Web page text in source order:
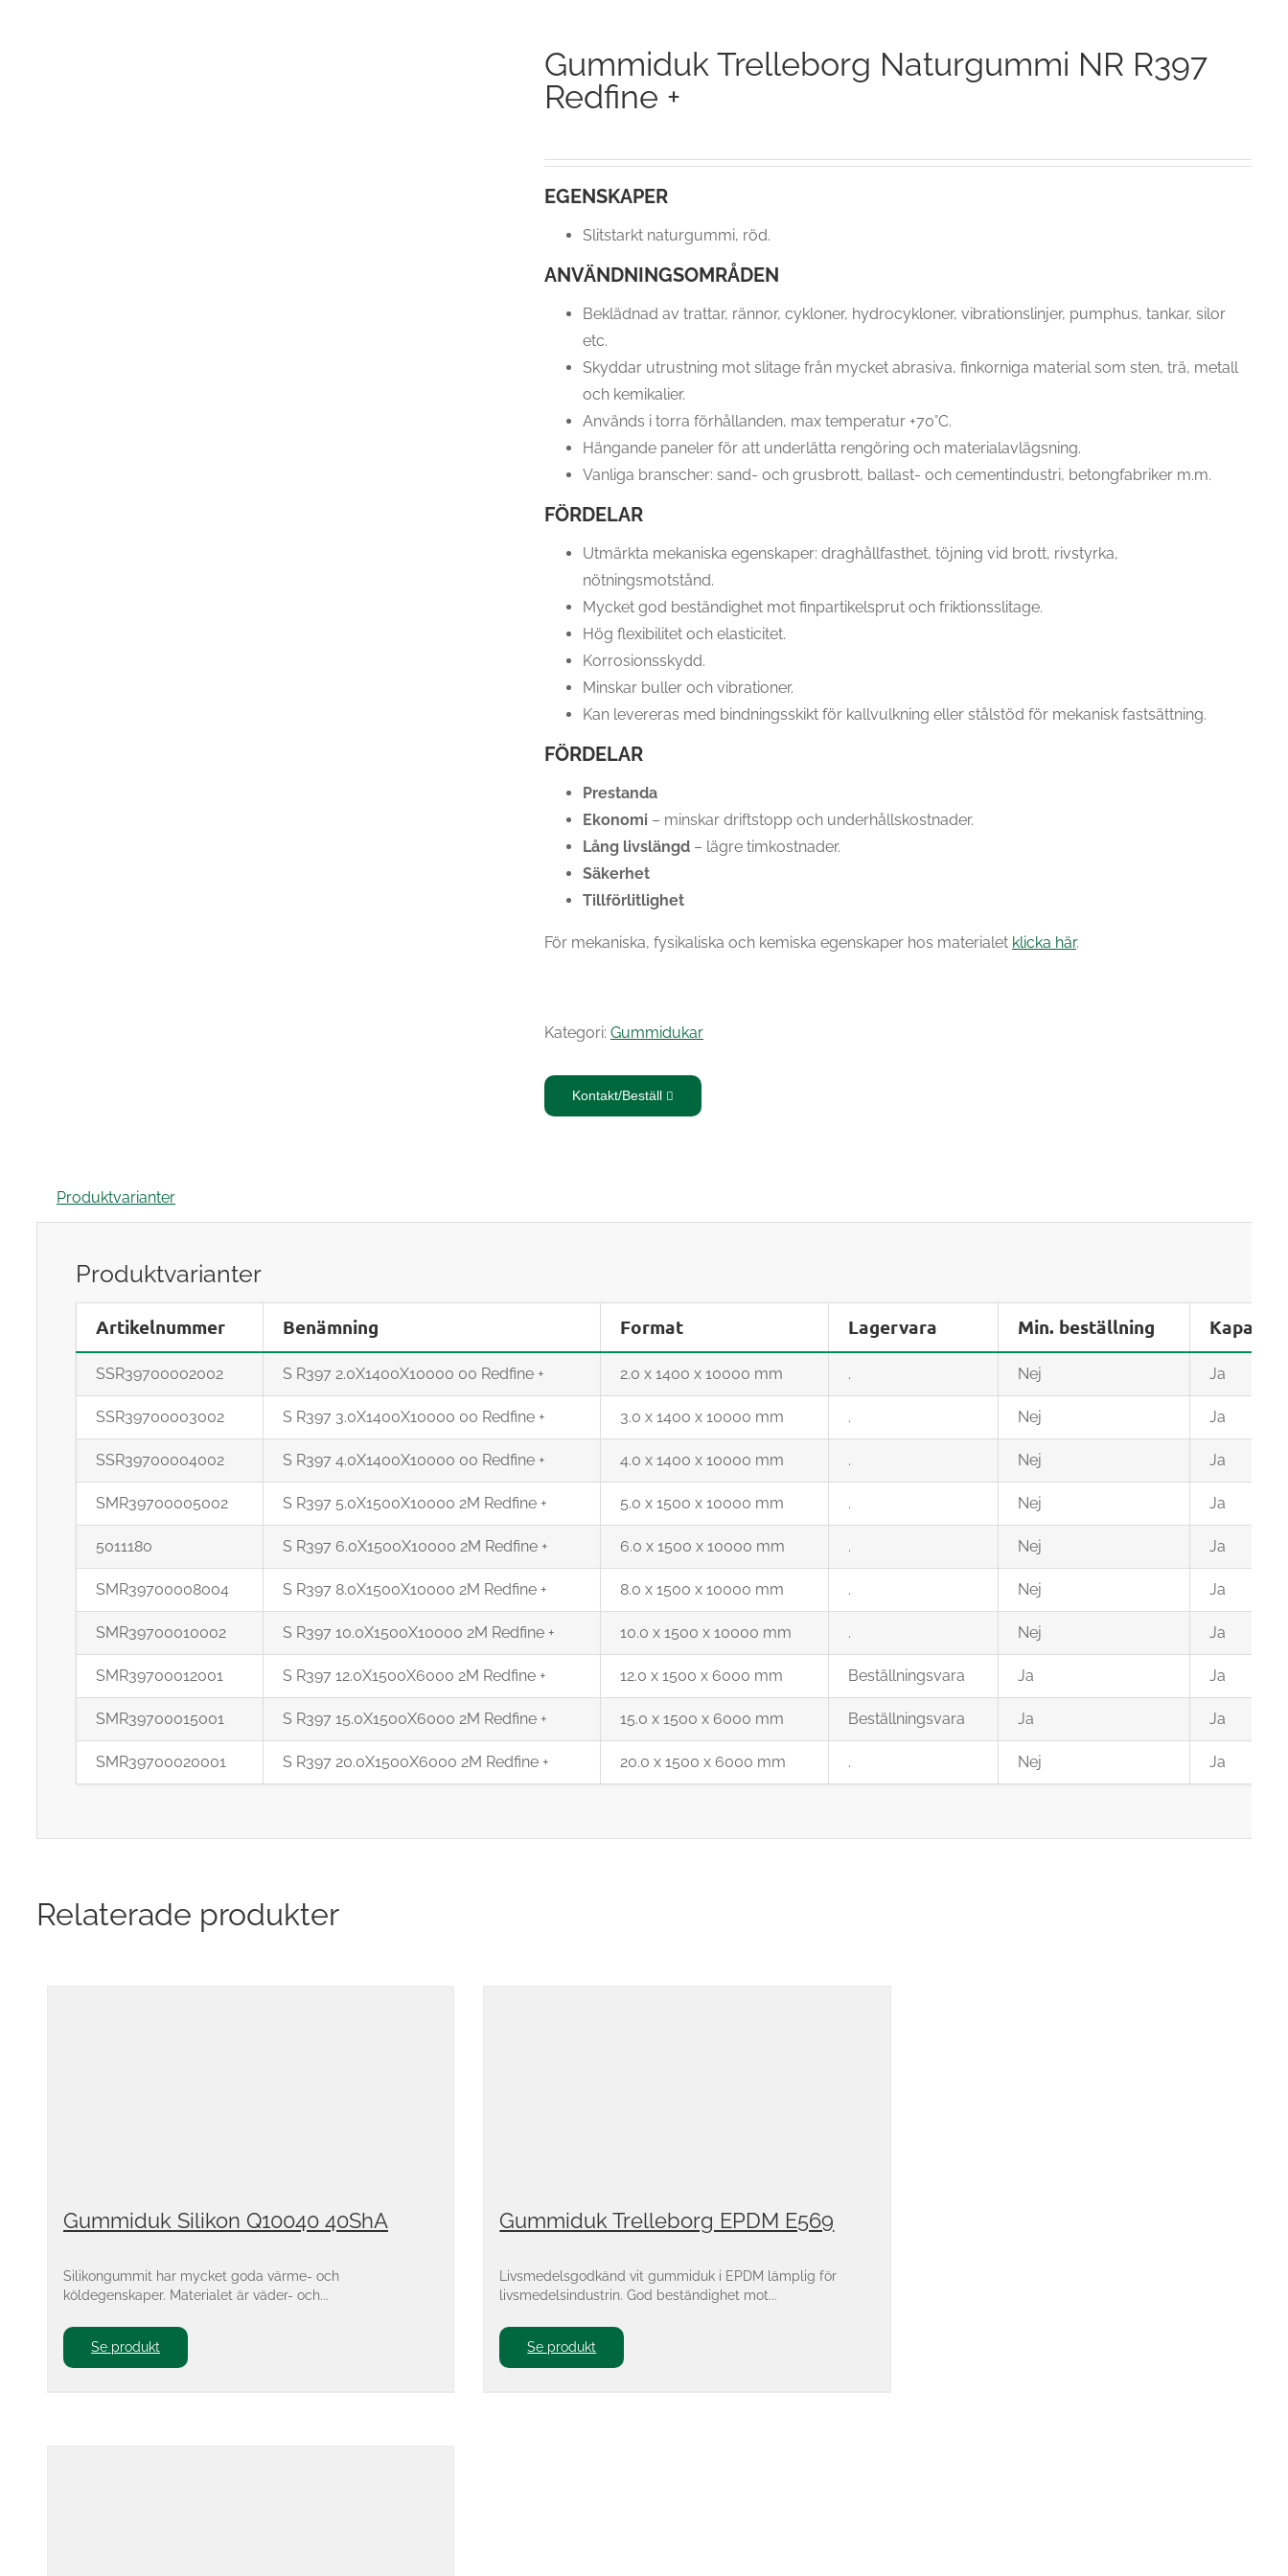
Gummiduk Trelleborg Naturgummi NR R397
Redfine +
EGENSKAPER
Slitstarkt naturgummi, röd.
ANVÄNDNINGSOMRÅDEN
Beklädnad av trattar, rännor, cykloner, hydrocykloner, vibrationslinjer, pumphus, tankar, silor
etc.
Skyddar utrustning mot slitage från mycket abrasiva, finkorniga material som sten, trä, metall
och kemikalier.
Används i torra förhållanden, max temperatur +70°C.
Hängande paneler för att underlätta rengöring och materialavlägsning.
Vanliga branscher: sand- och grusbrott, ballast- och cementindustri, betongfabriker m.m.
FÖRDELAR
Utmärkta mekaniska egenskaper: draghållfasthet, töjning vid brott, rivstyrka,
nötningsmotstånd.
Mycket god beständighet mot finpartikelsprut och friktionsslitage.
Hög flexibilitet och elasticitet.
Korrosionsskydd.
Minskar buller och vibrationer.
Kan levereras med bindningsskikt för kallvulkning eller stålstöd för mekanisk fastsättning.
FÖRDELAR
Prestanda
Ekonomi – minskar driftstopp och underhållskostnader.
Lång livslängd – lägre timkostnader.
Säkerhet
Tillförlitlighet
För mekaniska, fysikaliska och kemiska egenskaper hos materialet klicka här.
Kategori: Gummidukar
Kontakt/Beställ
Produktvarianter
Produktvarianter
Artikelnummer Benämning Format Lagervara Min. beställning Kapas
SSR39700002002 S R397 2.0X1400X10000 00 Redfine + 2.0 x 1400 x 10000 mm . Nej Ja
SSR39700003002 S R397 3.0X1400X10000 00 Redfine + 3.0 x 1400 x 10000 mm . Nej Ja
SSR39700004002 S R397 4.0X1400X10000 00 Redfine + 4.0 x 1400 x 10000 mm . Nej Ja
SMR39700005002 S R397 5.0X1500X10000 2M Redfine + 5.0 x 1500 x 10000 mm . Nej Ja
5011180 S R397 6.0X1500X10000 2M Redfine + 6.0 x 1500 x 10000 mm . Nej Ja
SMR39700008004 S R397 8.0X1500X10000 2M Redfine + 8.0 x 1500 x 10000 mm . Nej Ja
SMR39700010002 S R397 10.0X1500X10000 2M Redfine + 10.0 x 1500 x 10000 mm . Nej Ja
SMR39700012001 S R397 12.0X1500X6000 2M Redfine + 12.0 x 1500 x 6000 mm Beställningsvara Ja Ja
SMR39700015001 S R397 15.0X1500X6000 2M Redfine + 15.0 x 1500 x 6000 mm Beställningsvara Ja Ja
SMR39700020001 S R397 20.0X1500X6000 2M Redfine + 20.0 x 1500 x 6000 mm . Nej Ja
Relaterade produkter
Gummiduk Silikon Q10040 40ShA
Silikongummit har mycket goda värme- och
köldegenskaper. Materialet är väder- och...
Se produkt
Gummiduk Trelleborg EPDM E569
Livsmedelsgodkänd vit gummiduk i EPDM lämplig för
livsmedelsindustrin. God beständighet mot...
Se produkt